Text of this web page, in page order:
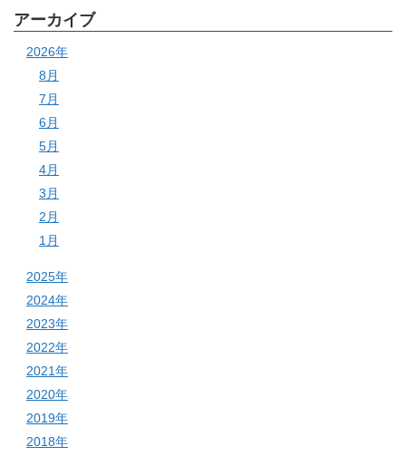
アーカイブ
2026年
8月
7月
6月
5月
4月
3月
2月
1月
2025年
2024年
2023年
2022年
2021年
2020年
2019年
2018年